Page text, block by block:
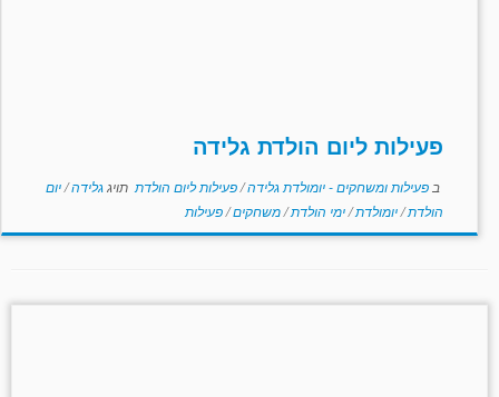
פעילות ליום הולדת גלידה
ב פעילות ומשחקים - יומולדת גלידה/פעילות ליום הולדת תויגגלידה/יום
הולדת/יומולדת/ימי הולדת/משחקים/פעילות